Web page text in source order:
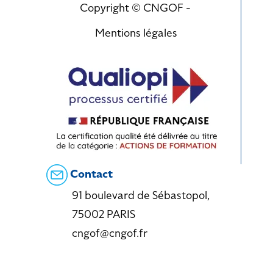
Copyright © CNGOF -
Mentions légales
Contact
91 boulevard de Sébastopol,
75002 PARIS
cngof@cngof.fr